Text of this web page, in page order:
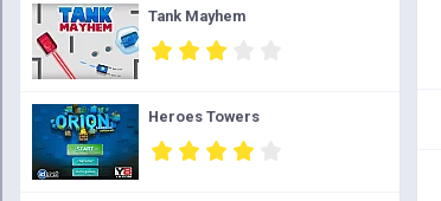
Tank Mayhem
Heroes Towers